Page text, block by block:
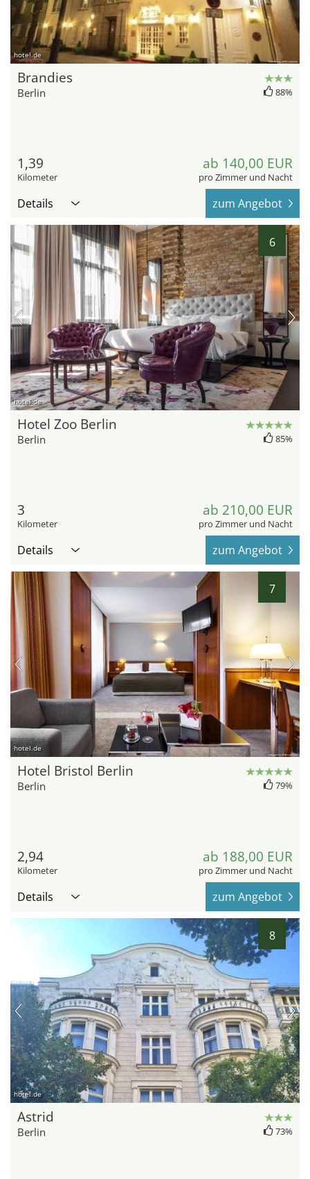
hotel.de
Brandies
Berlin 88%
1,39
Kilometer
ab 140,00 EUR
pro Zimmer und Nacht
Details zum Angebot
6
hotel.de
Hotel Zoo Berlin
Berlin 85%
3
Kilometer
ab 210,00 EUR
pro Zimmer und Nacht
Details zum Angebot
7
hotel.de
Hotel Bristol Berlin
Berlin 79%
2,94
Kilometer
ab 188,00 EUR
pro Zimmer und Nacht
Details zum Angebot
8
hotel.de
Astrid
Berlin 73%